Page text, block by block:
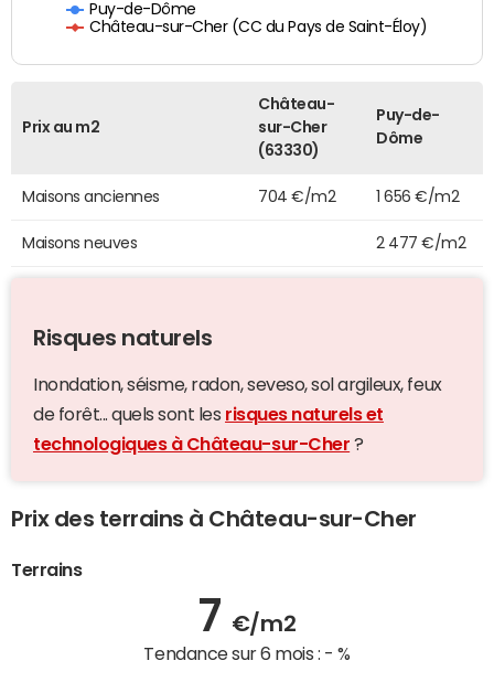
Puy-de-Dôme
Château-sur-Cher (CC du Pays de Saint-Éloy)
Prix au m2
Château-
sur-Cher
(63330)
Puy-de-
Dôme
Maisons anciennes 704 €/m2 1 656 €/m2
Maisons neuves 2 477 €/m2
Risques naturels
Inondation, séisme, radon, seveso, sol argileux, feux
de forêt... quels sont les risques naturels et
technologiques à Château-sur-Cher ?
Prix des terrains à Château-sur-Cher
Terrains
7 €/m2
Tendance sur 6 mois : - %